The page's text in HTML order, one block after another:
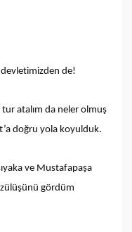
devletimizden de!
atalım da neler olmuş
doğru yola koyulduk.
ve Mustafapaşa
gördüm